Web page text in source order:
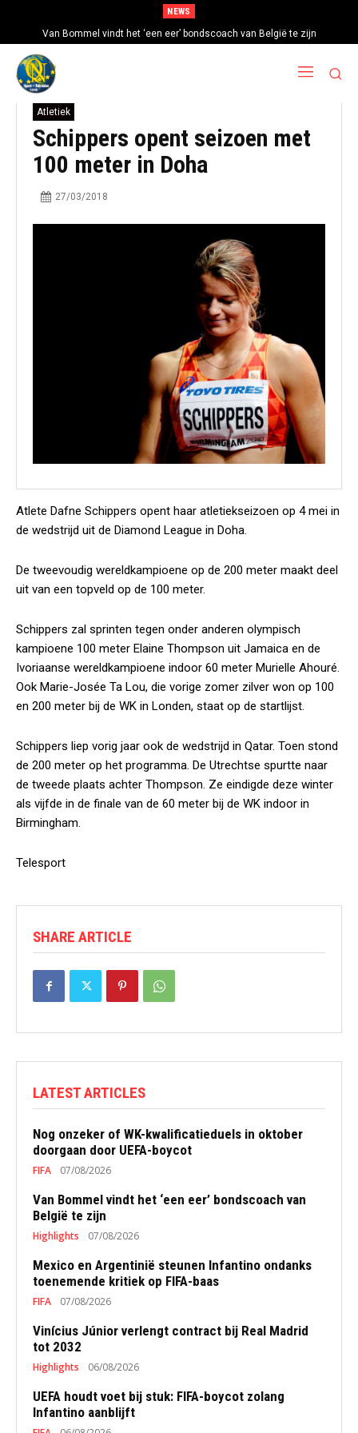
NEWS
Van Bommel vindt het ‘een eer’ bondscoach van België te zijn
Atletiek
Schippers opent seizoen met
100 meter in Doha
27/03/2018
Atlete Dafne Schippers opent haar atletiekseizoen op 4 mei in
de wedstrijd uit de Diamond League in Doha.
De tweevoudig wereldkampioene op de 200 meter maakt deel
uit van een topveld op de 100 meter.
Schippers zal sprinten tegen onder anderen olympisch
kampioene 100 meter Elaine Thompson uit Jamaica en de
Ivoriaanse wereldkampioene indoor 60 meter Murielle Ahouré.
Ook Marie-Josée Ta Lou, die vorige zomer zilver won op 100
en 200 meter bij de WK in Londen, staat op de startlijst.
Schippers liep vorig jaar ook de wedstrijd in Qatar. Toen stond
de 200 meter op het programma. De Utrechtse spurtte naar
de tweede plaats achter Thompson. Ze eindigde deze winter
als vijfde in de finale van de 60 meter bij de WK indoor in
Birmingham.
Telesport
SHARE ARTICLE
LATEST ARTICLES
Nog onzeker of WK-kwalificatieduels in oktober
doorgaan door UEFA-boycot
FIFA 07/08/2026
Van Bommel vindt het ‘een eer’ bondscoach van
België te zijn
Highlights 07/08/2026
Mexico en Argentinië steunen Infantino ondanks
toenemende kritiek op FIFA-baas
FIFA 07/08/2026
Vinícius Júnior verlengt contract bij Real Madrid
tot 2032
Highlights 06/08/2026
UEFA houdt voet bij stuk: FIFA-boycot zolang
Infantino aanblijft